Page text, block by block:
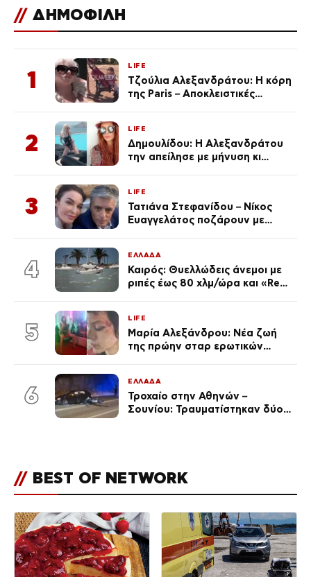
// ΔΗΜΟΦΙΛΗ
1
LIFE
Τζούλια Αλεξανδράτου: Η κόρη
της Paris – Αποκλειστικές
2
LIFE
Δημουλίδου: Η Αλεξανδράτου
την απείλησε με μήνυση κι
ποια είσαι σοκαρίστικα»
3
LIFE
Τατιάνα Στεφανίδου – Νίκος
Ευαγγελάτος ποζάρουν με
4
ΕΛΛΑΔΑ
Καιρός: Θυελλώδεις άνεμοι με
ριπές έως 80 χλμ/ώρα και «Red
5
LIFE
Μαρία Αλεξάνδρου: Νέα ζωή
της πρώην σταρ ερωτικών
(Φωτογραφίες)
6
ΕΛΛΑΔΑ
Τροχαίο στην Αθηνών –
Σουνίου: Τραυματίστηκαν δύο
// BEST OF NETWORK